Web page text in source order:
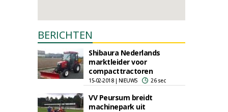
BERICHTEN
Shibaura Nederlands
marktleider voor
compacttractoren
15-02-2018 | NIEUWS 26 sec
VV Peursum breidt
machinepark uit